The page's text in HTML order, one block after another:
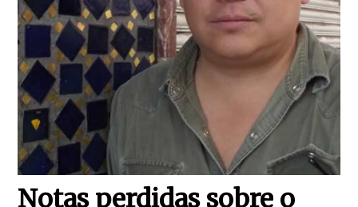
Notas perdidas sobre o